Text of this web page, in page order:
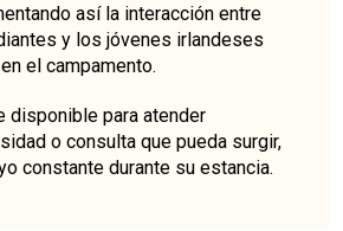
así la interacción entre
y los jóvenes irlandeses
el campamento.
disponible para atender
o consulta que pueda surgir,
constante durante su estancia.